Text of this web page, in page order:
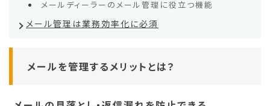
メールディーラーのメール管理に役立つ機能
メール管理は業務効率化に必須
メールを管理するメリットとは？